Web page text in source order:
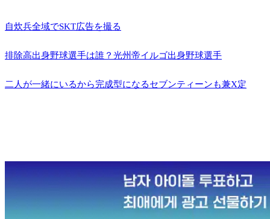
自炊兵全域でSKT広告を撮る
排除高出身野球選手は誰？光州帝イルゴ出身野球選手
二人が一緒にいるから完成型になるセブンティーンも兼X定